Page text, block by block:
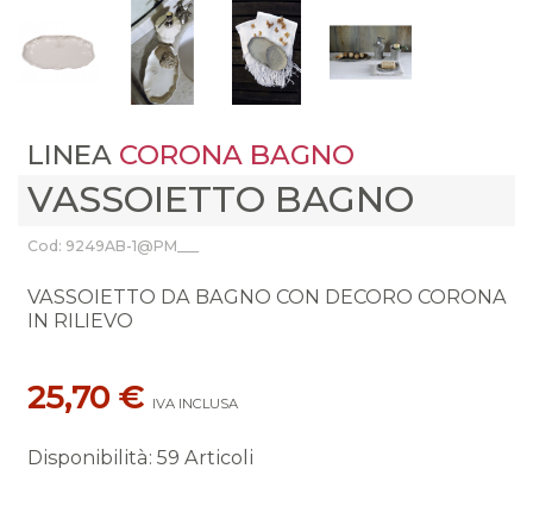
LINEA CORONA BAGNO
VASSOIETTO BAGNO
Cod: 9249AB-1@PM___
VASSOIETTO DA BAGNO CON DECORO CORONA
IN RILIEVO
25,70 € IVA INCLUSA
Disponibilità: 59 Articoli